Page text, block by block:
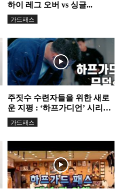
하이 레그 오버 vs 싱글...
가드패스
주짓수 수련자들을 위한 새로
운 지평 : ‘하프가디언’ 시리즈
에서 배우는 하프 가드...
가드패스